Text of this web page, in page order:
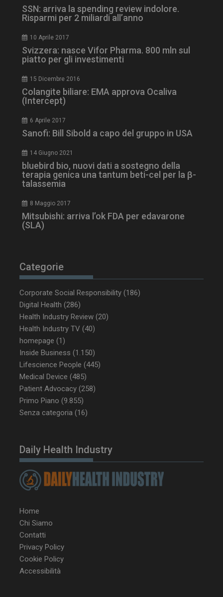
SSN: arriva la spending review indolore.
Risparmi per 2 miliardi all’anno
10 Aprile 2017
Svizzera: nasce Vifor Pharma. 800 mln sul
piatto per gli investimenti
15 Dicembre 2016
Colangite biliare: EMA approva Ocaliva
(Intercept)
6 Aprile 2017
Sanofi: Bill Sibold a capo del gruppo in USA
14 Giugno 2021
bluebird bio, nuovi dati a sostegno della
terapia genica una tantum beti-cel per la β-
talassemia
8 Maggio 2017
Mitsubishi: arriva l’ok FDA per edavarone
(SLA)
Categorie
Corporate Social Responsibility (186)
Digital Health (286)
Health Industry Review (20)
Health Industry TV (40)
homepage (1)
Inside Business (1.150)
Lifescience People (445)
Medical Device (485)
Patient Advocacy (258)
Primo Piano (9.855)
Senza categoria (16)
Daily Health Industry
Home
Chi Siamo
Contatti
Privacy Policy
Cookie Policy
Accessibilità
tracking-sites-
ironfish-session-id
www.dailyhealthindustry.it
settimane
_ga_Z2VT792F98
enable
CookieScriptConsent
CookieScript